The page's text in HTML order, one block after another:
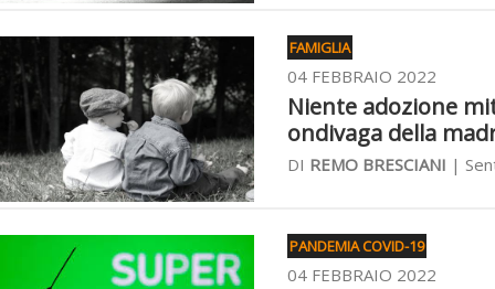
FAMIGLIA
04 FEBBRAIO 2022
Niente adozione
ondivaga della
DI REMO BRESCIANI |
PANDEMIA COVID-19
04 FEBBRAIO 2022